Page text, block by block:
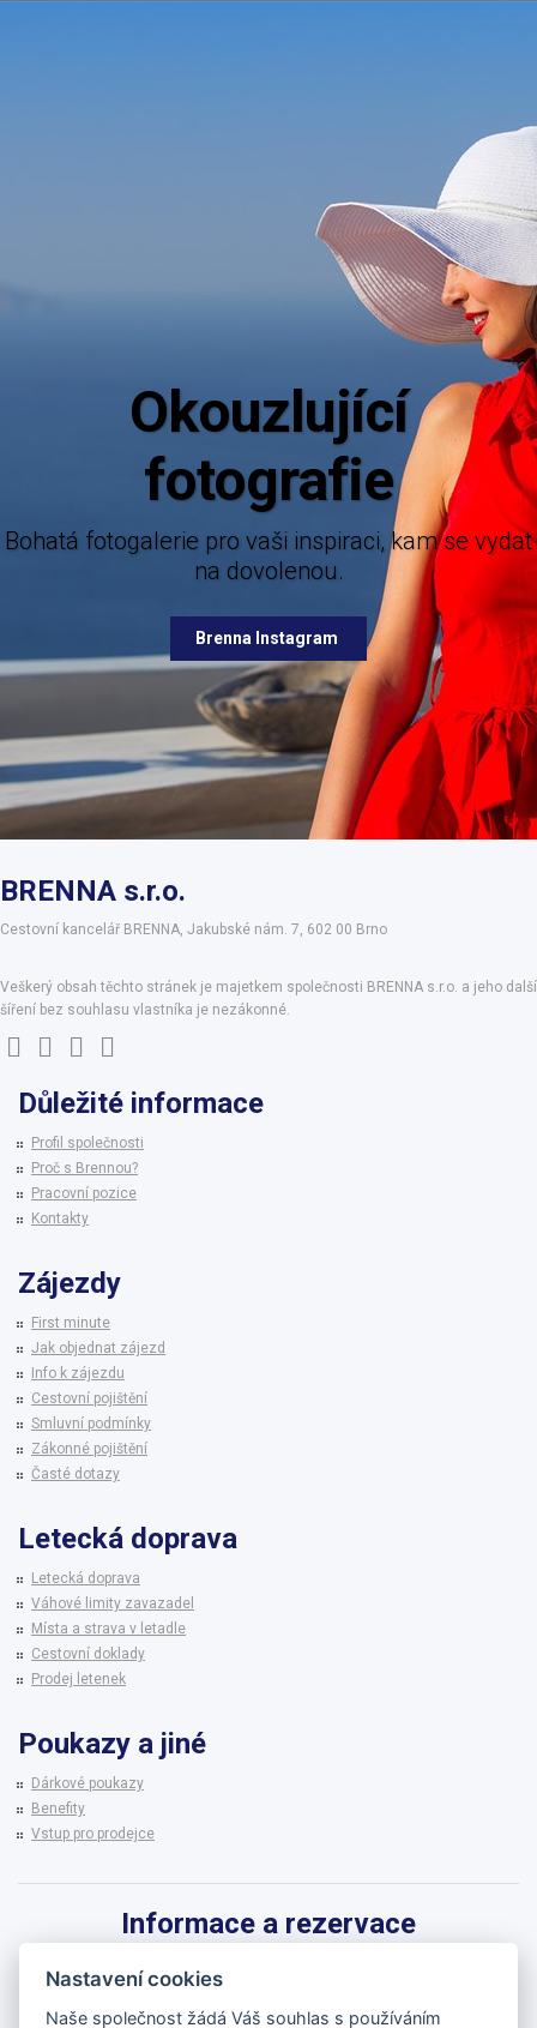
pro vaši inspiraci, kam se vydat
na dovolenou.
Brenna Instagram
Mějte dokonalý přehled o
nabízených destinací.
Brenna Facebook
BRENNA s.r.o.
Cestovní kancelář BRENNA, Jakubské nám. 7, 602 00 Brno
Veškerý obsah těchto stránek je majetkem společnosti BRENNA s.r.o. a jeho další
šíření bez souhlasu vlastníka je nezákonné.
Důležité informace
Profil společnosti
Proč s Brennou?
Pracovní pozice
Kontakty
Zájezdy
First minute
Jak objednat zájezd
Info k zájezdu
Cestovní pojištění
Smluvní podmínky
Zákonné pojištění
Časté dotazy
Letecká doprava
Letecká doprava
Váhové limity zavazadel
Místa a strava v letadle
Cestovní doklady
Prodej letenek
Poukazy a jiné
Dárkové poukazy
Benefity
Vstup pro prodejce
Informace a rezervace
542 215 256
Nastavení cookies
Naše společnost žádá Váš souhlas s používáním